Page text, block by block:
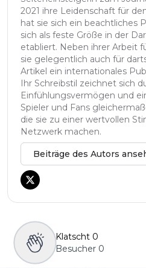
2021 ihre Leidenschaft für
hat sie sich ein beachtliches
sich als feste Größe in der
etabliert. Neben ihrer Arbeit
sie gelegentlich auch für
Artikel ein internationales
Ihr Schreibstil zeichnet sich
Einfühlungsvermögen und
Spieler und Fans
die sie zu einer wertvollen
Netzwerk machen.
Beiträge des Autors
Klatscht 0
Besucher 0